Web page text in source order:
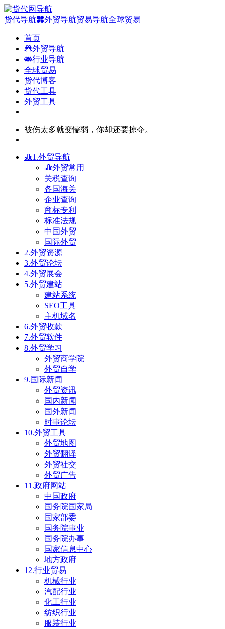
货代导航 外贸导航贸易导航全球贸易
首页
外贸导航
行业导航
全球贸易
货代博客
货代工具
外贸工具
被伤太多就变懦弱，你却还要掠夺。
1.外贸导航
外贸常用
关税查询
各国海关
企业查询
商标专利
标准法规
中国外贸
国际外贸
2.外贸资源
3.外贸论坛
4.外贸展会
5.外贸建站
建站系统
SEO工具
主机域名
6.外贸收款
7.外贸软件
8.外贸学习
外贸商学院
外贸自学
9.国际新闻
外贸资讯
国内新闻
国外新闻
时事论坛
10.外贸工具
外贸地图
外贸翻译
外贸社交
外贸广告
11.政府网站
中国政府
国务院国家局
国家部委
国务院事业
国务院办事
国家信息中心
地方政府
12.行业贸易
机械行业
汽配行业
化工行业
纺织行业
服装行业